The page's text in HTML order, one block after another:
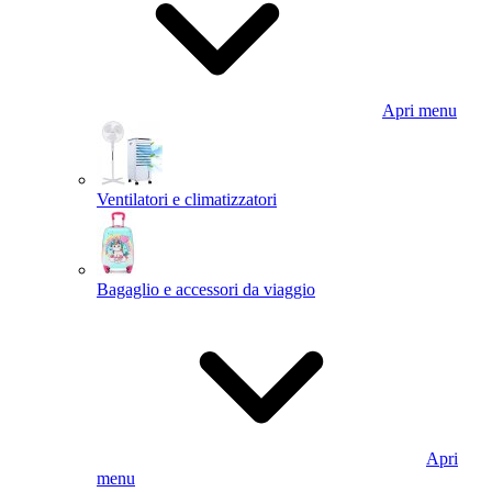
Apri menu
Ventilatori e climatizzatori
Bagaglio e accessori da viaggio
Apri
menu